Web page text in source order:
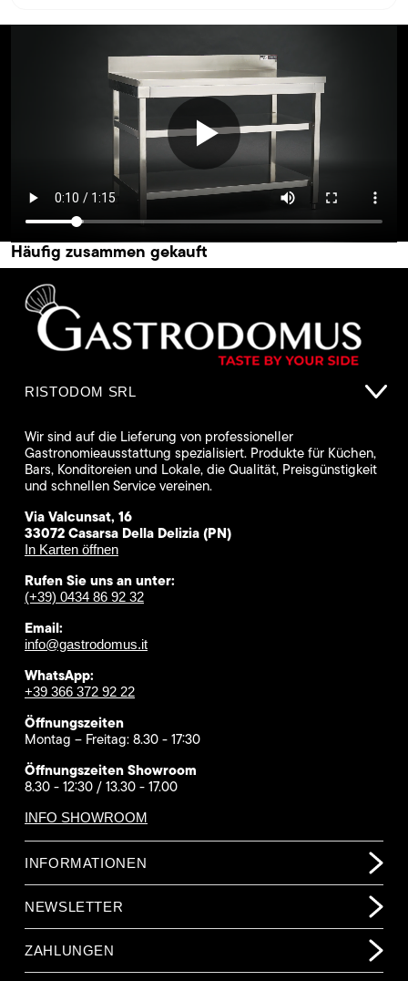
Häufig zusammen gekauft
RISTODOM SRL
Wir sind auf die Lieferung von professioneller
Gastronomieausstattung spezialisiert. Produkte für Küchen,
Bars, Konditoreien und Lokale, die Qualität, Preisgünstigkeit
und schnellen Service vereinen.
Via Valcunsat, 16
33072 Casarsa Della Delizia (PN)
In Karten öffnen
Rufen Sie uns an unter:
(+39) 0434 86 92 32
Email:
info@gastrodomus.it
WhatsApp:
+39 366 372 92 22
Öffnungszeiten
Montag – Freitag: 8.30 - 17:30
Öffnungszeiten Showroom
8.30 - 12:30 / 13.30 - 17.00
INFO SHOWROOM
INFORMATIONEN
NEWSLETTER
ZAHLUNGEN